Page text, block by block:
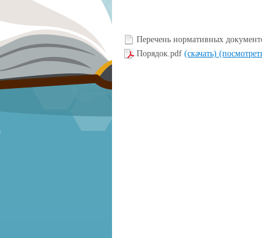
Перечень нормативных
Порядок.pdf (скачать)